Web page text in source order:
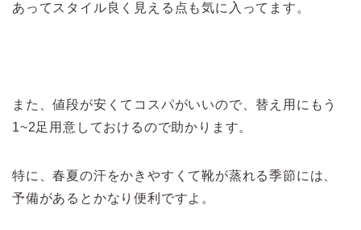
あってスタイル良く見える点も気に入ってます。
また、値段が安くてコスパがいいので、替え用にもう
1~2足用意しておけるので助かります。
特に、春夏の汗をかきやすくて靴が蒸れる季節には、
予備があるとかなり便利ですよ。